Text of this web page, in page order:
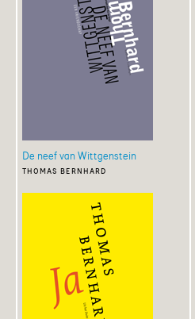
De neef van Wittgenstein
thomas bernhard